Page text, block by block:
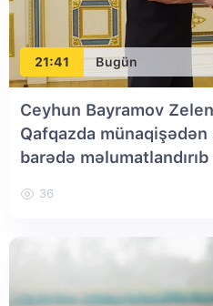
21:41 Bugün
Ceyhun Bayramov
Qafqazda münaqişədən
barədə məlumatlandırıb
36